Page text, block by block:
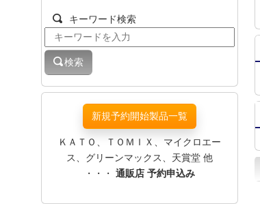
キーワード検索
検索
新規予約開始製品一覧
ＫＡＴＯ、ＴＯＭＩＸ、マイクロエー
ス、グリーンマックス、天賞堂 他
・・・ 通販店 予約申込み